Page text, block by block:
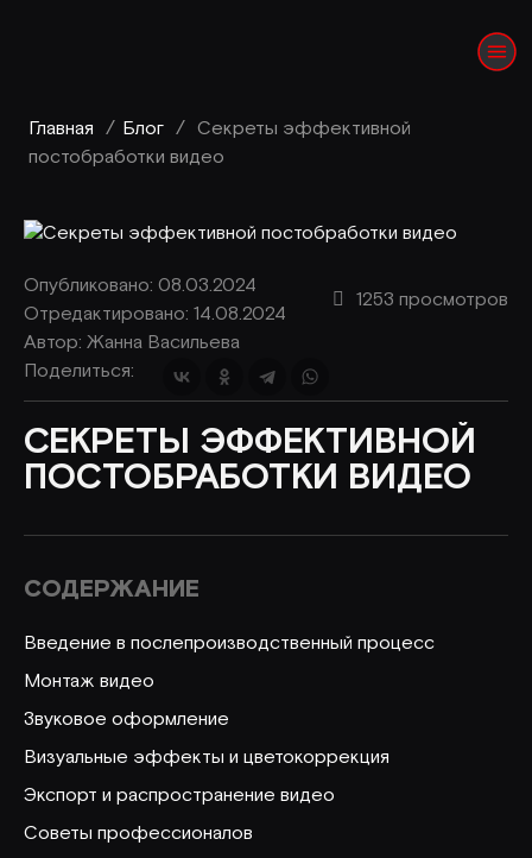
Главная / Блог / Секреты эффективной
постобработки видео
Опубликовано: 08.03.2024
Отредактировано: 14.08.2024
1253 просмотров
Автор: Жанна Васильева
Поделиться:
СЕКРЕТЫ ЭФФЕКТИВНОЙ
ПОСТОБРАБОТКИ ВИДЕО
СОДЕРЖАНИЕ
Введение в послепроизводственный процесс
Монтаж видео
Звуковое оформление
Визуальные эффекты и цветокоррекция
Экспорт и распространение видео
Советы профессионалов